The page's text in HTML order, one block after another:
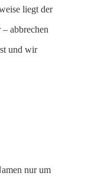
liegt der
abbrechen
und wir
nur um